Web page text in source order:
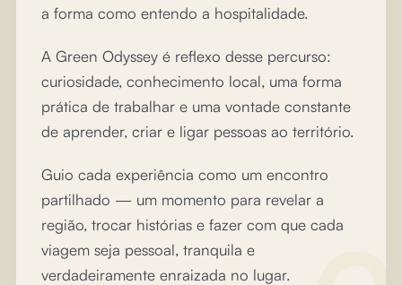
a forma como entendo a hospitalidade.
A Green Odyssey é reflexo desse percurso:
curiosidade, conhecimento local, uma forma
prática de trabalhar e uma vontade constante
de aprender, criar e ligar pessoas ao território.
Guio cada experiência como um encontro
partilhado — um momento para revelar a
região, trocar histórias e fazer com que cada
viagem seja pessoal, tranquila e
verdadeiramente enraizada no lugar.